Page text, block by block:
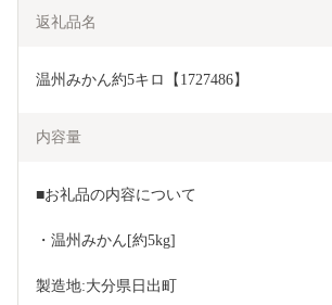
返礼品名
温州みかん約5キロ【1727486】
内容量
■お礼品の内容について
・温州みかん[約5kg]
製造地:大分県日出町